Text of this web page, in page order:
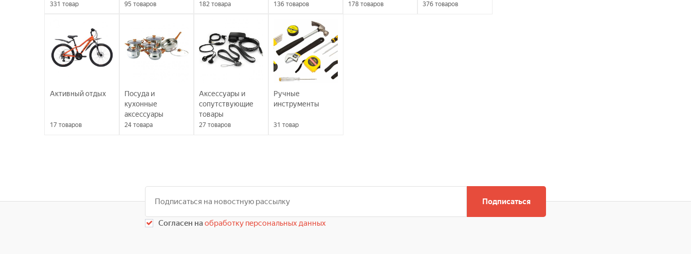
331 товар 95 товаров 182 товара 136товаров 178 товаров 376товаров
Активный отдых
17 товаров
Посуда и
кухонные
аксессуары
24товара
Аксессуары и
сопутствующие
товары
27 товаров
Ручные
инструменты
31 товар
Подписаться
Согласен наобработку персональных данных